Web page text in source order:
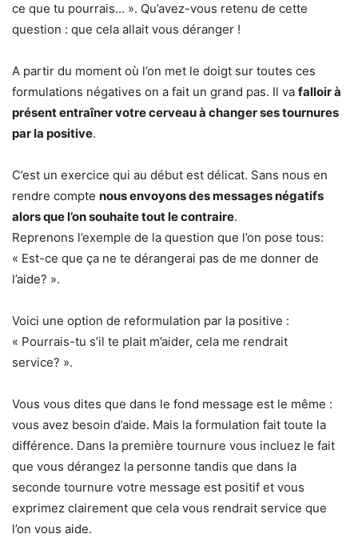
ce que tu pourrais… ». Qu’avez-vous retenu de cette
question : que cela allait vous déranger !
A partir du moment où l’on met le doigt sur toutes ces
formulations négatives on a fait un grand pas. Il va falloir à
présent entraîner votre cerveau à changer ses tournures
par la positive.
C’est un exercice qui au début est délicat. Sans nous en
rendre compte nous envoyons des messages négatifs
alors que l’on souhaite tout le contraire.
Reprenons l’exemple de la question que l’on pose tous:
« Est-ce que ça ne te dérangerai pas de me donner de
l’aide? ».
Voici une option de reformulation par la positive :
« Pourrais-tu s’il te plait m’aider, cela me rendrait
service? ».
Vous vous dites que dans le fond message est le même :
vous avez besoin d’aide. Mais la formulation fait toute la
différence. Dans la première tournure vous incluez le fait
que vous dérangez la personne tandis que dans la
seconde tournure votre message est positif et vous
exprimez clairement que cela vous rendrait service que
l’on vous aide.